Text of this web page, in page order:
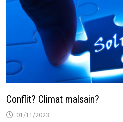
Conflit? Climat malsain?
01/11/2023